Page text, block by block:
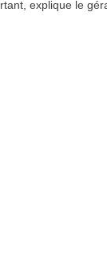
explique le